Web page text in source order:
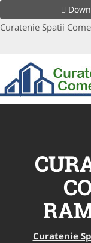
Curatenie Spatii
Curatenie